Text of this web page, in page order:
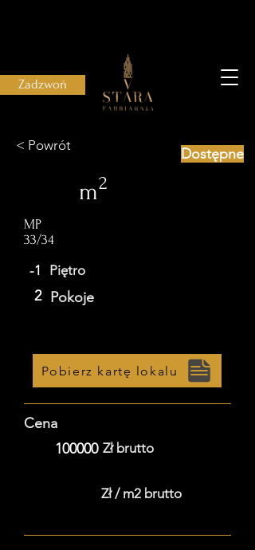
Zadzwoń
< Powrót
m
MP
33/34
-1 Piętro
2 Pokoje
Pobierz kartę lokalu
Cena
100000 Zł brutto
Zł / m2 brutto
Dostępne
2